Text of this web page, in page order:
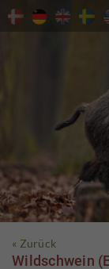
« Zurück
Wildschwein